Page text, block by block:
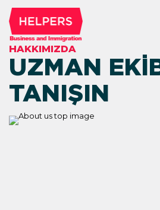
HAKKIMIZDA
UZMAN
TANIŞIN